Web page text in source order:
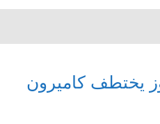
يختطف كاميرون